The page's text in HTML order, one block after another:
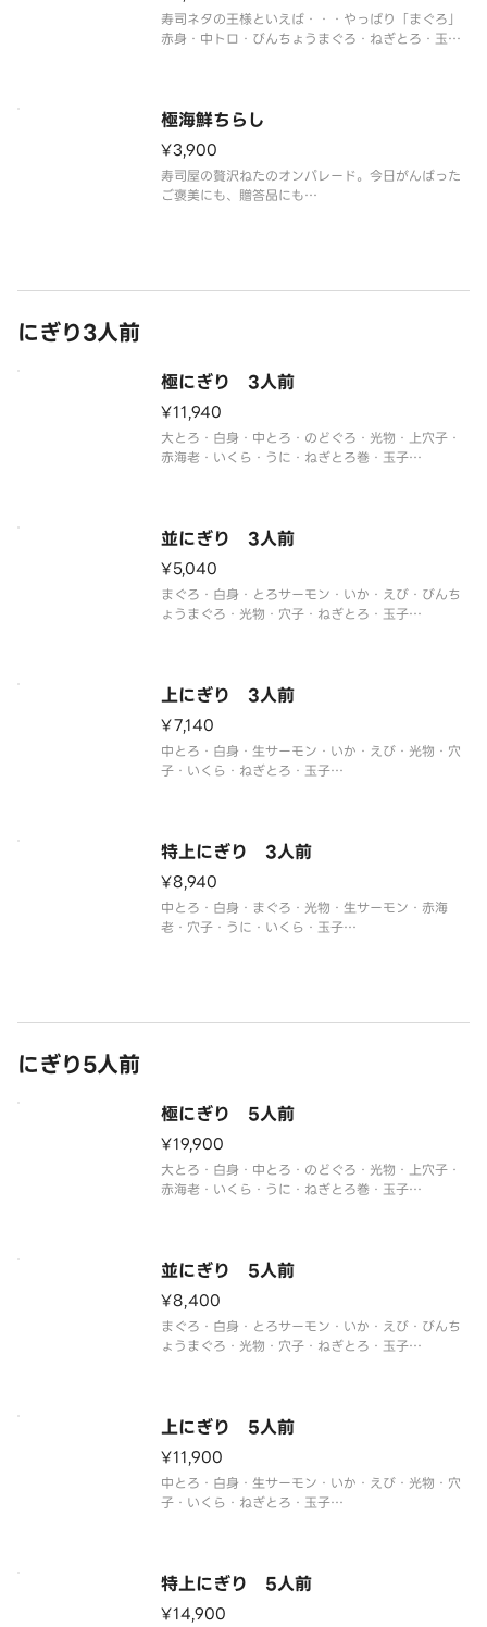
寿司ネタの王様といえば・・・やっぱり「まぐろ」
赤身・中トロ・びんちょうまぐろ・ねぎとろ・玉子
います。予めご了承ください。
極海鮮ちらし
¥3,900
寿司屋の贅沢ねたのオンパレード。今日がんばった
ご褒美にも、贈答品にも
います。予めご了承ください。
にぎり3人前
極にぎり 3人前
¥11,940
大とろ・白身・中とろ・のどぐろ・光物・上穴子・
赤海老・いくら・うに・ねぎとろ巻・玉子
並にぎり 3人前
¥5,040
まぐろ・白身・とろサーモン・いか・えび・びんち
ょうまぐろ・光物・穴子・ねぎとろ・玉子
上にぎり 3人前
¥7,140
中とろ・白身・生サーモン・いか・えび・光物・穴
子・いくら・ねぎとろ・玉子
特上にぎり 3人前
¥8,940
中とろ・白身・まぐろ・光物・生サーモン・赤海
老・穴子・うに・いくら・玉子
にぎり5人前
極にぎり 5人前
¥19,900
大とろ・白身・中とろ・のどぐろ・光物・上穴子・
赤海老・いくら・うに・ねぎとろ巻・玉子
並にぎり 5人前
¥8,400
まぐろ・白身・とろサーモン・いか・えび・びんち
ょうまぐろ・光物・穴子・ねぎとろ・玉子
上にぎり 5人前
¥11,900
中とろ・白身・生サーモン・いか・えび・光物・穴
子・いくら・ねぎとろ・玉子
特上にぎり 5人前
¥14,900